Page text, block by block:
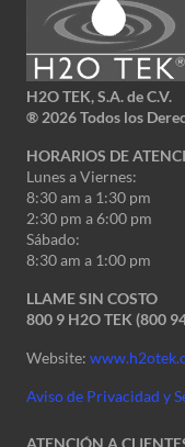
H2O TEK, S.A. de C.V.
® 2026 Todos los
HORARIOS DE
Lunes a Viernes:
8:30 am a 1:30 pm
2:30 pm a 6:00 pm
Sábado:
8:30 am a 1:00 pm
LLAME SIN COSTO
800 9 H2O TEK (800
Website:
Aviso de Privacidad y